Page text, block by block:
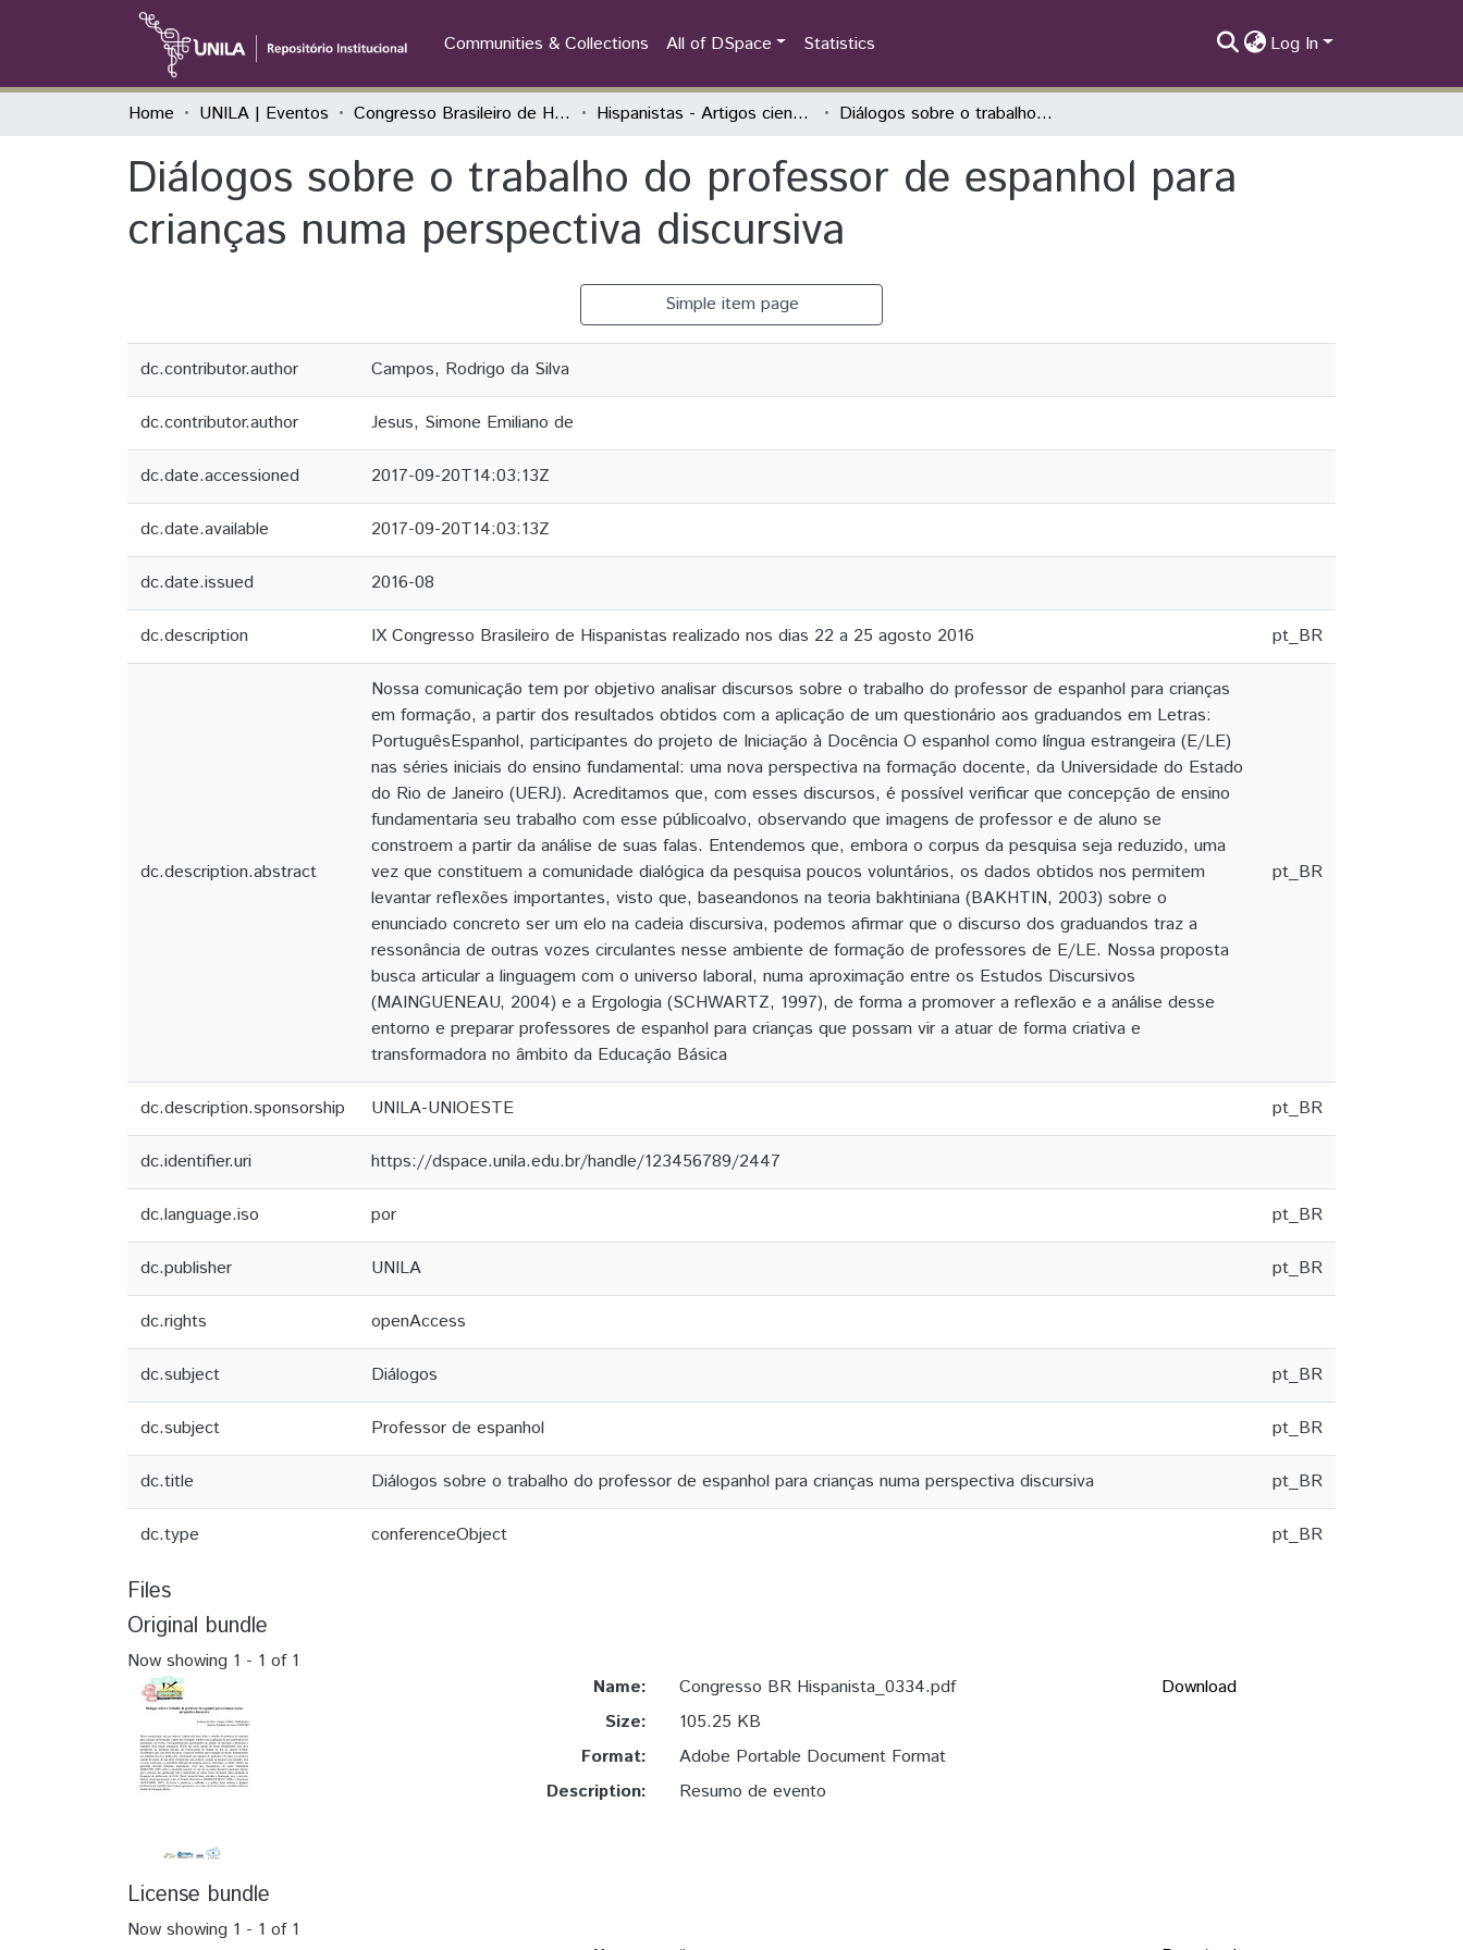
Communities & Collections All of DSpace Statistics Log In
Home UNILA | Eventos Congresso Brasileiro de Hispanistas Hispanistas - Artigos científicos Diálogos sobre o trabalho do professor de espanhol para crianças numa perspectiva discursiva
Diálogos sobre o trabalho do professor de espanhol para
crianças numa perspectiva discursiva
Simple item page
dc.contributor.author Campos, Rodrigo da Silva
dc.contributor.author Jesus, Simone Emiliano de
dc.date.accessioned 2017-09-20T14:03:13Z
dc.date.available 2017-09-20T14:03:13Z
dc.date.issued 2016-08
dc.description IX Congresso Brasileiro de Hispanistas realizado nos dias 22 a 25 agosto 2016 pt_BR
dc.description.abstract
Nossa comunicação tem por objetivo analisar discursos sobre o trabalho do professor de espanhol para crianças
em formação, a partir dos resultados obtidos com a aplicação de um questionário aos graduandos em Letras:
PortuguêsEspanhol, participantes do projeto de Iniciação à Docência O espanhol como língua estrangeira (E/LE)
nas séries iniciais do ensino fundamental: uma nova perspectiva na formação docente, da Universidade do Estado
do Rio de Janeiro (UERJ). Acreditamos que, com esses discursos, é possível verificar que concepção de ensino
fundamentaria seu trabalho com esse públicoalvo, observando que imagens de professor e de aluno se
constroem a partir da análise de suas falas. Entendemos que, embora o corpus da pesquisa seja reduzido, uma
vez que constituem a comunidade dialógica da pesquisa poucos voluntários, os dados obtidos nos permitem
levantar reflexões importantes, visto que, baseandonos na teoria bakhtiniana (BAKHTIN, 2003) sobre o
enunciado concreto ser um elo na cadeia discursiva, podemos afirmar que o discurso dos graduandos traz a
ressonância de outras vozes circulantes nesse ambiente de formação de professores de E/LE. Nossa proposta
busca articular a linguagem com o universo laboral, numa aproximação entre os Estudos Discursivos
(MAINGUENEAU, 2004) e a Ergologia (SCHWARTZ, 1997), de forma a promover a reflexão e a análise desse
entorno e preparar professores de espanhol para crianças que possam vir a atuar de forma criativa e
transformadora no âmbito da Educação Básica
pt_BR
dc.description.sponsorship UNILA­-UNIOESTE pt_BR
dc.identifier.uri https://dspace.unila.edu.br/handle/123456789/2447
dc.language.iso por pt_BR
dc.publisher UNILA pt_BR
dc.rights openAccess
dc.subject Diálogos pt_BR
dc.subject Professor de espanhol pt_BR
dc.title Diálogos sobre o trabalho do professor de espanhol para crianças numa perspectiva discursiva pt_BR
dc.type conferenceObject pt_BR
Files
Original bundle
Now showing 1 - 1 of 1
Name:
Congresso BR Hispanista_0334.pdf
Size:
105.25 KB
Format:
Adobe Portable Document Format
Description:
Resumo de evento
Download
License bundle
Now showing 1 - 1 of 1